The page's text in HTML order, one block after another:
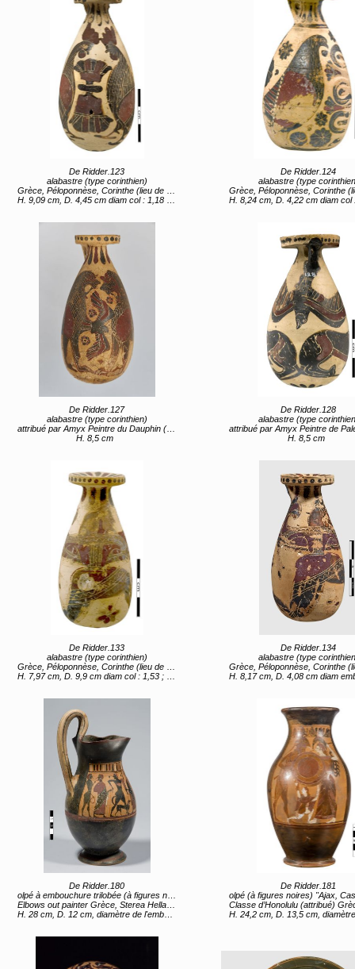
De Ridder.123
alabastre (type corinthien)
Grèce, Péloponnèse, Corinthe (lieu de création) entre 620 av JC et 590 av JC
H. 9,09 cm, D. 4,45 cm diam col : 1,18 ; diam embouchure 2,83 ; diam ouverture : 0,73
De Ridder.124
alabastre (type
Grèce, Péloponnèse, Corinthe (lieu de création) 4e quart 7e
H. 8,24 cm, D. 4,22 cm diam col 1,21 ; diam emboucure 3,17 ; diam
De Ridder.127
alabastre (type corinthien)
attribué par Amyx Peintre du Dauphin (proche de) Grèce, Péloponnèse, Corinthe (lieu de création) entre 620 av JC et 590
H. 8,5 cm
De Ridder.128
alabastre (type
attribué par Amyx Peintre de Palerme 489 (proche de) Grèce, Péloponnèse, Corinthe (lieu de création) entre 620
H. 8,5 cm
De Ridder.133
alabastre (type corinthien)
Grèce, Péloponnèse, Corinthe (lieu de création) entre 620 av JC et 590 av JC
H. 7,97 cm, D. 9,9 cm diam col : 1,53 ; diam embouchure 2,99 ; diam ouverture 0,8
De Ridder.134
alabastre (type
Grèce, Péloponnèse, Corinthe (lieu de création) entre 620 av JC
H. 8,17 cm, D. 4,08 cm diam embouchure 2,94 ; diam col 1,48 ; diam
De Ridder.180
olpé à embouchure trilobée (à figures noires) "Éphèbes et hommes barbus" (titre d'usage)
Elbows out painter Grèce, Sterea Hellas Evoia, Attique (lieu de création) 3e quart 6e siècle av JC
H. 28 cm, D. 12 cm, diamètre de l'embouchure 9,9 cm, diamètre du pied 9,3 cm
De Ridder.181
olpé (à figures noires) "Ajax, Cassandre et Athéna"
Classe d’Honolulu (attribué) Grèce, Sterea Hellas Evoia, Attique (lieu de création) 2e moitié
H. 24,2 cm, D. 13,5 cm, diamètre de l'embouchure 9 cm, diamètre